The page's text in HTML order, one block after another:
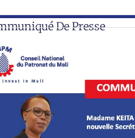
De Presse